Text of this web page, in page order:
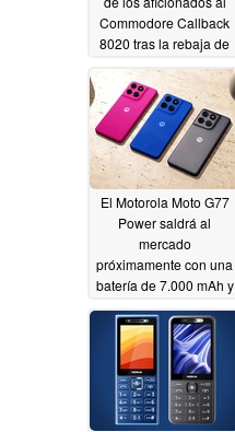
Commodore Callback
8020 tras la rebaja de
07/04/2026
El Motorola Moto G77
Power saldrá al
mercado
próximamente con una
batería de 7.000 mAh y
auriculares de 3,5 mm
07/02/2026